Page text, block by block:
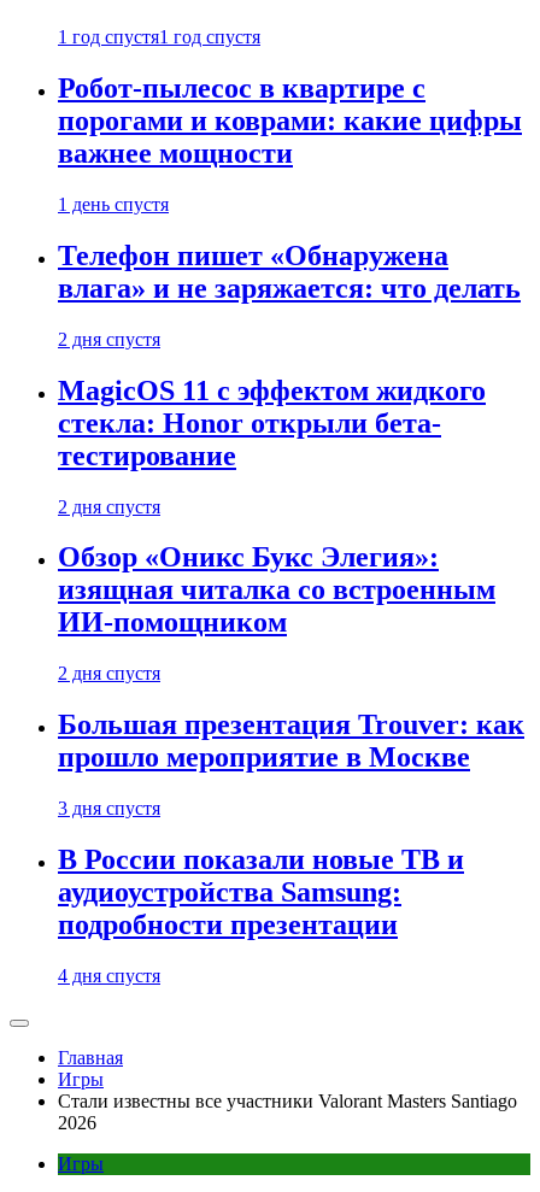
1 год спустя1 год спустя
Робот-пылесос в квартире с
порогами и коврами: какие цифры
важнее мощности
1 день спустя
Телефон пишет «Обнаружена
влага» и не заряжается: что делать
2 дня спустя
MagicOS 11 с эффектом жидкого
стекла: Honor открыли бета-
тестирование
2 дня спустя
Обзор «Оникс Букс Элегия»:
изящная читалка со встроенным
ИИ-помощником
2 дня спустя
Большая презентация Trouver: как
прошло мероприятие в Москве
3 дня спустя
В России показали новые ТВ и
аудиоустройства Samsung:
подробности презентации
4 дня спустя
Главная
Игры
Стали известны все участники Valorant Masters Santiago
2026
Игры